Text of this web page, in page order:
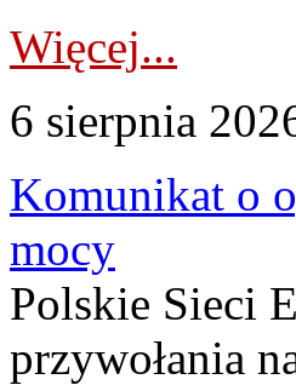
Więcej...
6 sierpnia
Komunikat o
mocy
Polskie Sieci
przywołania